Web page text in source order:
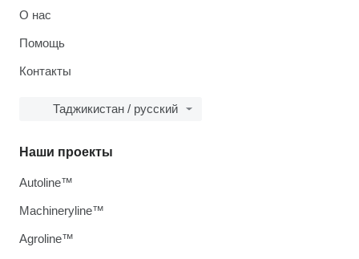
О нас
Помощь
Контакты
Таджикистан / русский
Наши проекты
Autoline™
Machineryline™
Agroline™